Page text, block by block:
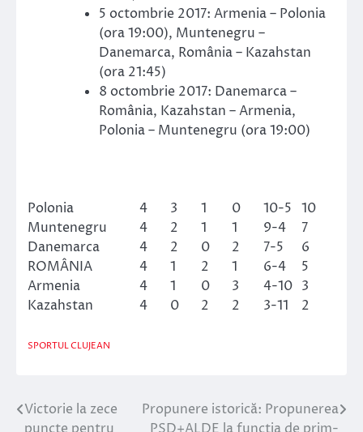
5 octombrie 2017: Armenia – Polonia
(ora 19:00), Muntenegru –
Danemarca, România – Kazahstan
(ora 21:45)
8 octombrie 2017: Danemarca –
România, Kazahstan – Armenia,
Polonia – Muntenegru (ora 19:00)
Polonia 4 3 1 0 10-5 10
Muntenegru
4 2 1 1 9-4
7
Danemarca
4 2 0 2 7-5
6
ROMÂNIA
4 1 2 1 6-4
5
Armenia
4 1 0 3 4-10 3
Kazahstan
4 0 2 2 3-11 2
SPORTUL CLUJEAN
Navigare
Victorie la zece
Propunere istorică: Propunerea